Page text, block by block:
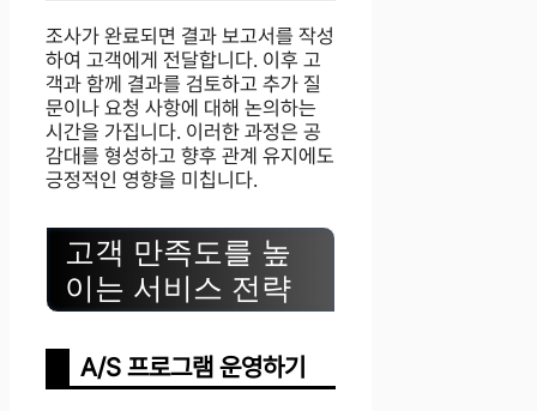
조사가 완료되면 결과 보고서를 작성
하여 고객에게 전달합니다. 이후 고
객과 함께 결과를 검토하고 추가 질
문이나 요청 사항에 대해 논의하는
시간을 가집니다. 이러한 과정은 공
감대를 형성하고 향후 관계 유지에도
긍정적인 영향을 미칩니다.
고객 만족도를 높
이는 서비스 전략
A/S 프로그램 운영하기